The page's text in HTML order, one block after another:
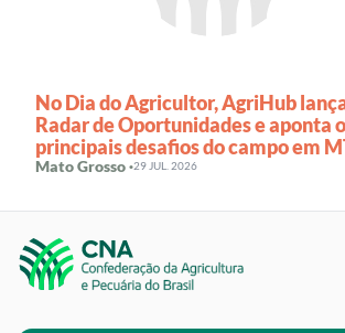
No Dia do Agricultor, AgriHub
Radar de Oportunidades e aponta
principais desafios do campo em
Mato Grosso ·29 JUL. 2026